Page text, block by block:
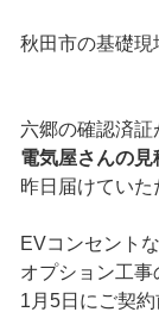
秋田市の基礎現
六郷の確認済証
電気屋さんの見
昨日届けていた
EVコンセント
オプション工事
1月5日にご契